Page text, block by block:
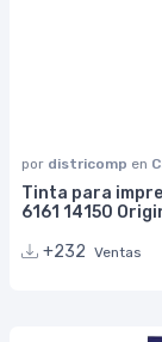
por districomp en
Tinta para
6161 14150
+232 Ventas